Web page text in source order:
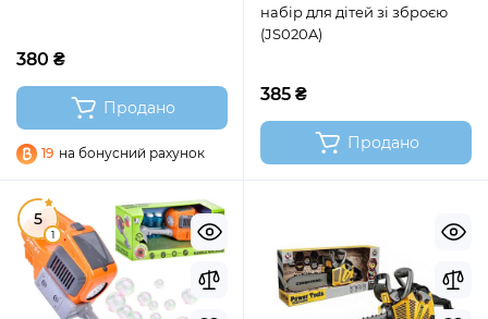
380 ₴
Продано
19 на бонусний рахунок
набір для дітей зі зброєю
(JS020A)
385 ₴
Продано
5
1